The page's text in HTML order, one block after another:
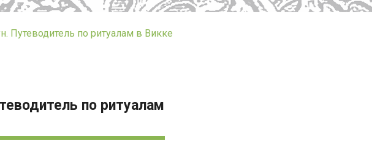
Путеводитель по ритуалам в Викке
по ритуалам